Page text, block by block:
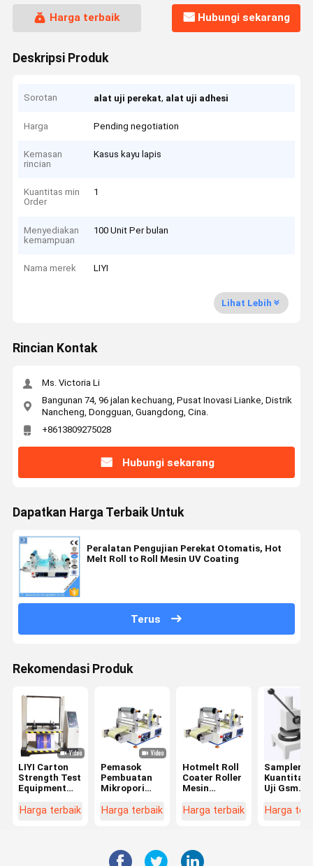
Harga terbaik Hubungi sekarang
Deskripsi Produk
Sorotan alat uji perekat, alat uji adhesi
Harga Pending negotiation
Kemasan
rincian
Kasus kayu lapis
Kuantitas min
Order
1
Menyediakan
kemampuan
100 Unit Per bulan
Nama merek LIYI
Lihat Lebih
Rincian Kontak
Ms. Victoria Li
Bangunan 74, 96 jalan kechuang, Pusat Inovasi Lianke, Distrik
Nancheng, Dongguan, Guangdong, Cina.
+8613809275028
Hubungi sekarang
Dapatkan Harga Terbaik Untuk
Peralatan Pengujian Perekat Otomatis, Hot
Melt Roll to Roll Mesin UV Coating
Terus
Rekomendasi Produk
LIYI Carton
Strength Test
Equipment
Kompresi
Harga terbaik
Pemasok
Pembuatan
Mikropori
Perekat
Harga terbaik
Hotmelt Roll
Coater Roller
Mesin
Kain Panas
Harga terbaik
Sampler
Uji Gsm
Manual
Harga